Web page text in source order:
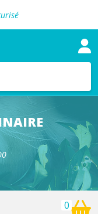
vétérinaire
vétérinaire
0